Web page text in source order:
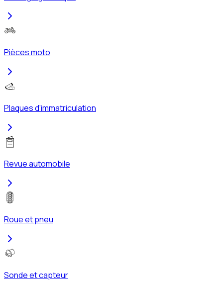
Pièces moto
Plaques d'immatriculation
Revue automobile
Roue et pneu
Sonde et capteur